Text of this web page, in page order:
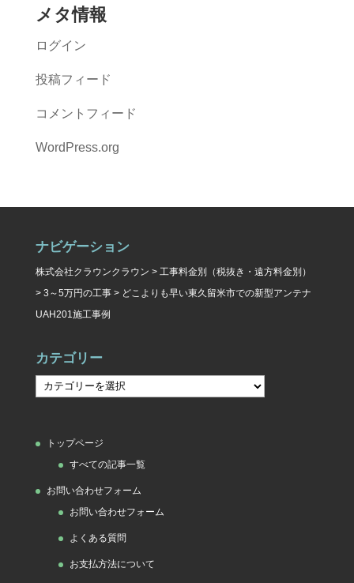
メタ情報
ログイン
投稿フィード
コメントフィード
WordPress.org
ナビゲーション
株式会社クラウンクラウン > 工事料金別（税抜き・遠方料金別）
> 3～5万円の工事> どこよりも早い東久留米市での新型アンテナ
UAH201施工事例
カテゴリー
リ
トップページ
すべての記事一覧
お問い合わせフォーム
お問い合わせフォーム
よくある質問
お支払方法について